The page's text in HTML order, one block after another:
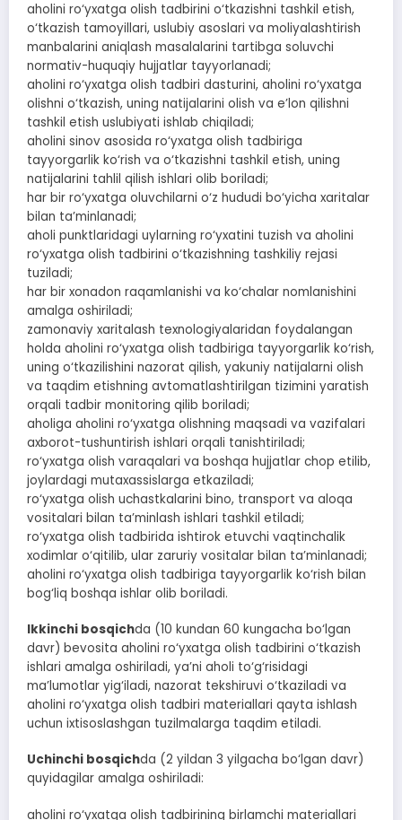
aholini ro‘yxatga olish tadbirini o‘tkazishni tashkil etish,
o‘tkazish tamoyillari, uslubiy asoslari va moliyalashtirish
manbalarini aniqlash masalalarini tartibga soluvchi
normativ-huquqiy hujjatlar tayyorlanadi;
aholini ro‘yxatga olish tadbiri dasturini, aholini ro‘yxatga
olishni o‘tkazish, uning natijalarini olish va e’lon qilishni
tashkil etish uslubiyati ishlab chiqiladi;
aholini sinov asosida ro‘yxatga olish tadbiriga
tayyorgarlik ko‘rish va o‘tkazishni tashkil etish, uning
natijalarini tahlil qilish ishlari olib boriladi;
har bir ro‘yxatga oluvchilarni o‘z hududi bo‘yicha xaritalar
bilan ta’minlanadi;
aholi punktlaridagi uylarning ro‘yxatini tuzish va aholini
ro‘yxatga olish tadbirini o‘tkazishning tashkiliy rejasi
tuziladi;
har bir xonadon raqamlanishi va ko‘chalar nomlanishini
amalga oshiriladi;
zamonaviy xaritalash texnologiyalaridan foydalangan
holda aholini ro‘yxatga olish tadbiriga tayyorgarlik ko‘rish,
uning o‘tkazilishini nazorat qilish, yakuniy natijalarni olish
va taqdim etishning avtomatlashtirilgan tizimini yaratish
orqali tadbir monitoring qilib boriladi;
aholiga aholini ro‘yxatga olishning maqsadi va vazifalari
axborot-tushuntirish ishlari orqali tanishtiriladi;
ro‘yxatga olish varaqalari va boshqa hujjatlar chop etilib,
joylardagi mutaxassislarga etkaziladi;
ro‘yxatga olish uchastkalarini bino, transport va aloqa
vositalari bilan ta’minlash ishlari tashkil etiladi;
ro‘yxatga olish tadbirida ishtirok etuvchi vaqtinchalik
xodimlar o‘qitilib, ular zaruriy vositalar bilan ta’minlanadi;
aholini ro‘yxatga olish tadbiriga tayyorgarlik ko‘rish bilan
bog‘liq boshqa ishlar olib boriladi.
Ikkinchi bosqichda (10 kundan 60 kungacha bo‘lgan
davr) bevosita aholini ro‘yxatga olish tadbirini o‘tkazish
ishlari amalga oshiriladi, ya’ni aholi to‘g‘risidagi
ma’lumotlar yig‘iladi, nazorat tekshiruvi o‘tkaziladi va
aholini ro‘yxatga olish tadbiri materiallari qayta ishlash
uchun ixtisoslashgan tuzilmalarga taqdim etiladi.
Uchinchi bosqichda (2 yildan 3 yilgacha bo‘lgan davr)
quyidagilar amalga oshiriladi:
aholini ro‘yxatga olish tadbirining birlamchi materiallari